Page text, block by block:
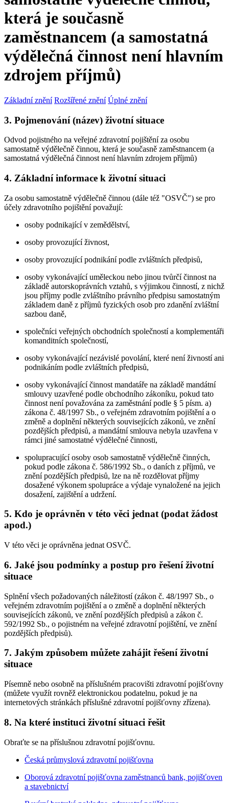
která je současně
zaměstnancem (a samostatná
výdělečná činnost není hlavním
zdrojem příjmů)
Základní znění Rozšířené znění Úplné znění
3. Pojmenování (název) životní situace
Odvod pojistného na veřejné zdravotní pojištění za osobu
samostatně výdělečně činnou, která je současně zaměstnancem (a
samostatná výdělečná činnost není hlavním zdrojem příjmů)
4. Základní informace k životní situaci
Za osobu samostatně výdělečně činnou (dále též "OSVČ") se pro
účely zdravotního pojištění považují:
osoby podnikající v zemědělství,
osoby provozující živnost,
osoby provozující podnikání podle zvláštních předpisů,
osoby vykonávající uměleckou nebo jinou tvůrčí činnost na
základě autorskoprávních vztahů, s výjimkou činností, z nichž
jsou příjmy podle zvláštního právního předpisu samostatným
základem daně z příjmů fyzických osob pro zdanění zvláštní
sazbou daně,
společníci veřejných obchodních společností a komplementáři
komanditních společností,
osoby vykonávající nezávislé povolání, které není živností ani
podnikáním podle zvláštních předpisů,
osoby vykonávající činnost mandatáře na základě mandátní
smlouvy uzavřené podle obchodního zákoníku, pokud tato
činnost není považována za zaměstnání podle § 5 písm. a)
zákona č. 48/1997 Sb., o veřejném zdravotním pojištění a o
změně a doplnění některých souvisejících zákonů, ve znění
pozdějších předpisů, a mandátní smlouva nebyla uzavřena v
rámci jiné samostatné výdělečné činnosti,
spolupracující osoby osob samostatně výdělečně činných,
pokud podle zákona č. 586/1992 Sb., o daních z příjmů, ve
znění pozdějších předpisů, lze na ně rozdělovat příjmy
dosažené výkonem spolupráce a výdaje vynaložené na jejich
dosažení, zajištění a udržení.
5. Kdo je oprávněn v této věci jednat (podat žádost
apod.)
V této věci je oprávněna jednat OSVČ.
6. Jaké jsou podmínky a postup pro řešení životní
situace
Splnění všech požadovaných náležitostí (zákon č. 48/1997 Sb., o
veřejném zdravotním pojištění a o změně a doplnění některých
souvisejících zákonů, ve znění pozdějších předpisů a zákon č.
592/1992 Sb., o pojistném na veřejné zdravotní pojištění, ve znění
pozdějších předpisů).
7. Jakým způsobem můžete zahájit řešení životní
situace
Písemně nebo osobně na příslušném pracovišti zdravotní pojišťovny
(můžete využít rovněž elektronickou podatelnu, pokud je na
internetových stránkách příslušné zdravotní pojišťovny zřízena).
8. Na které instituci životní situaci řešit
Obraťte se na příslušnou zdravotní pojišťovnu.
Česká průmyslová zdravotní pojišťovna
Oborová zdravotní pojišťovna zaměstnanců bank, pojišťoven
a stavebnictví